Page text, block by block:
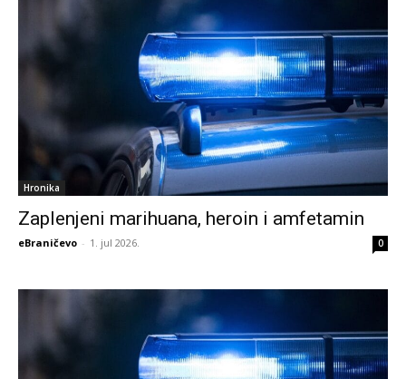
Hronika
Zaplenjeni marihuana, heroin i amfetamin
eBraničevo - 1. jul 2026. 0